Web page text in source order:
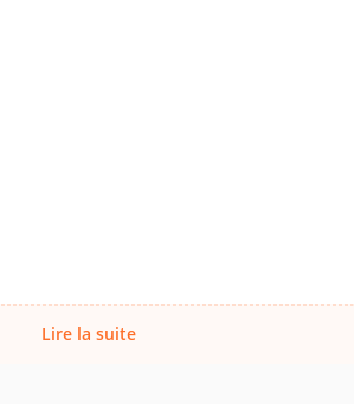
Lire la suite